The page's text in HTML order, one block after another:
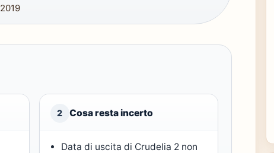
2019
2 Cosa resta incerto
Data di uscita di Crudelia 2 non